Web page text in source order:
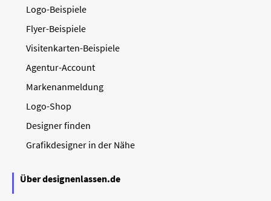
Logo-Beispiele
Flyer-Beispiele
Visitenkarten-Beispiele
Agentur-Account
Markenanmeldung
Logo-Shop
Designer finden
Grafikdesigner in der Nähe
Über designenlassen.de